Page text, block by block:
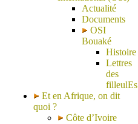
Actualité
Documents
OSI
Bouaké
Histoire
Lettres
des
filleulEs
Et en Afrique, on dit
quoi ?
Côte d’Ivoire